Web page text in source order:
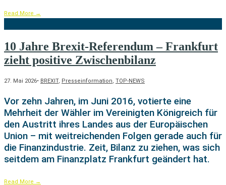
Read More →
10 Jahre Brexit-Referendum – Frankfurt
zieht positive Zwischenbilanz
27. Mai 2026• BREXIT, Presseinformation, TOP-NEWS
Vor zehn Jahren, im Juni 2016, votierte eine
Mehrheit der Wähler im Vereinigten Königreich für
den Austritt ihres Landes aus der Europäischen
Union – mit weitreichenden Folgen gerade auch für
die Finanzindustrie. Zeit, Bilanz zu ziehen, was sich
seitdem am Finanzplatz Frankfurt geändert hat.
Read More →